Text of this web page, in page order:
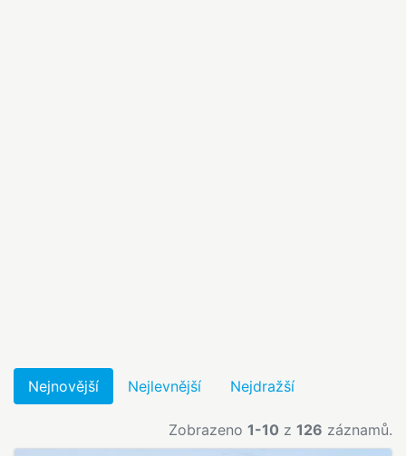
Nejnovější Nejlevnější Nejdražší
Zobrazeno 1-10 z 126 záznamů.